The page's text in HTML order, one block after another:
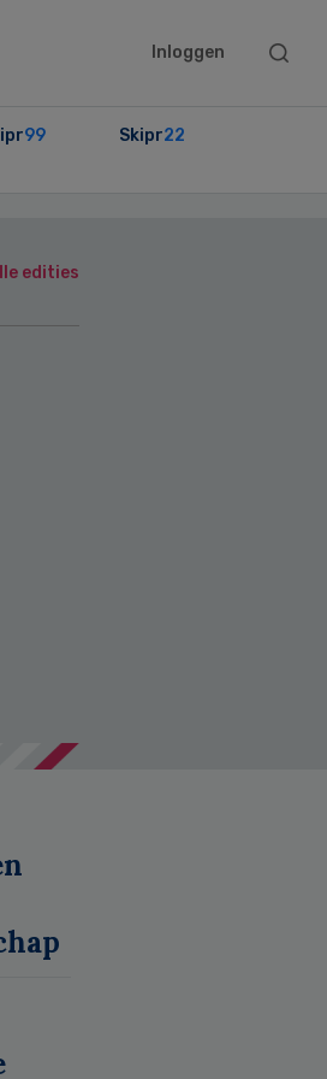
Inloggen
Search
99 Skipr22
edities